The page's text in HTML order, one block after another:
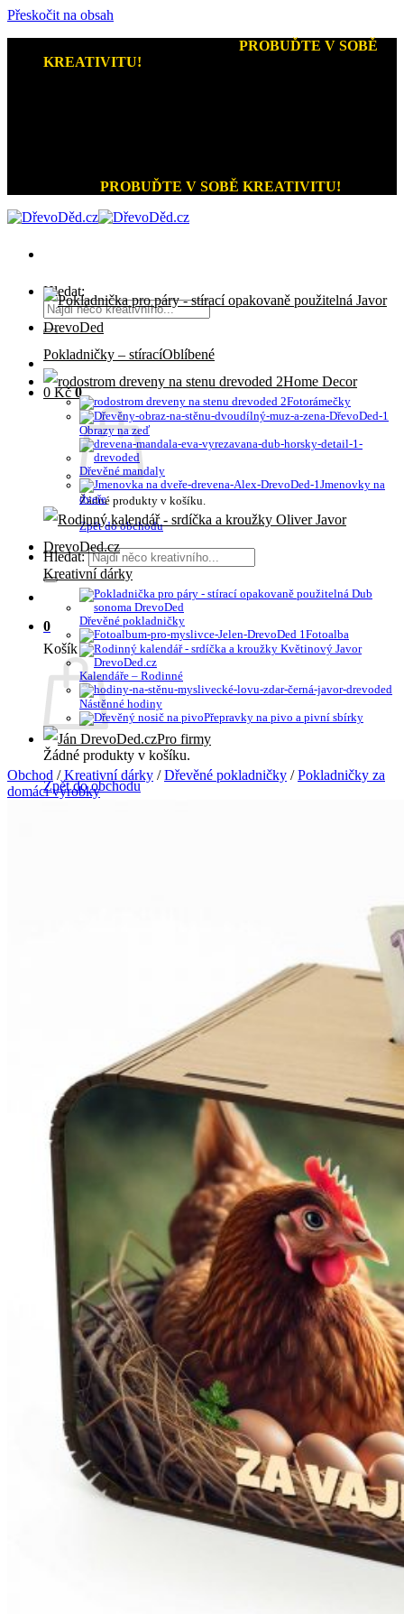
Přeskočit na obsah
PROBUĎTE V SOBĚ
KREATIVITU!
PROBUĎTE V SOBĚ KREATIVITU!
Hledat:
0 Kč 0
Žádné produkty v košíku.
Zpět do obchodu
Hledat:
0
Košík
Žádné produkty v košíku.
Zpět do obchodu
Pokladničky – stírací
Home Decor
Fotorámečky
Obrazy na zeď
Dřevěné mandaly
Jmenovky na
dveře
Kreativní dárky
Dřevěné pokladničky
Fotoalba
Kalendáře – Rodinné
Nástěnné hodiny
Přepravky na pivo a pivní sbírky
Pro firmy
Obchod / Kreativní dárky / Dřevěné pokladničky / Pokladničky za
domácí výrobky